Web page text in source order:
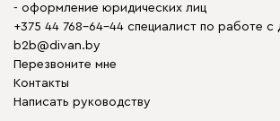
- оформление юридических лиц
+375 44 768-64-44 специалист по работе с
b2b@divan.by
Перезвоните мне
Контакты
Написать руководству